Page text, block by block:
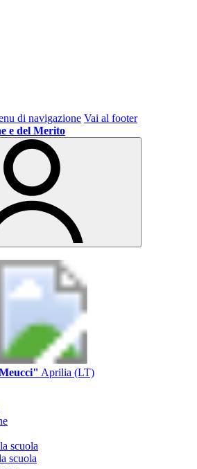
di navigazione Vai al footer
e del Merito
Aprilia (LT)
scuola
scuola